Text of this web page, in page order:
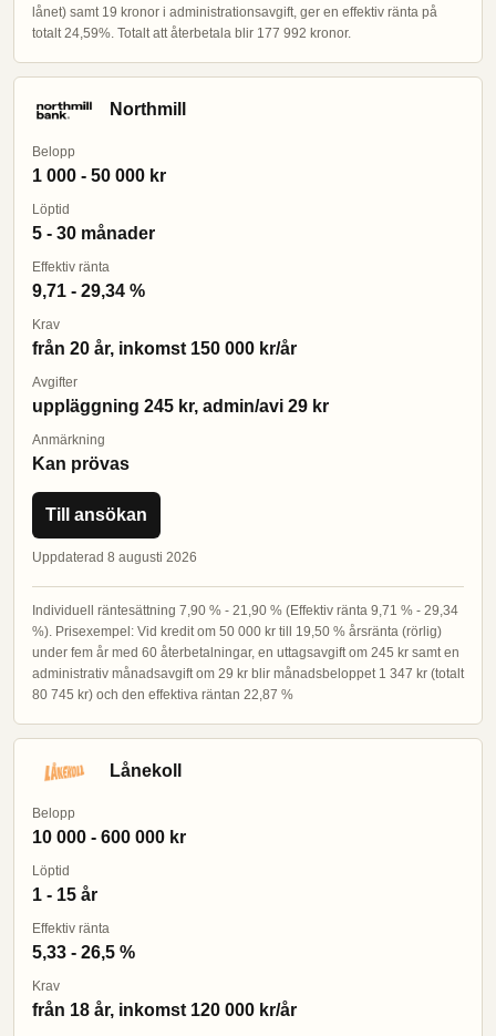
lånet) samt 19 kronor i administrationsavgift, ger en effektiv ränta på
totalt 24,59%. Totalt att återbetala blir 177 992 kronor.
Northmill
Belopp
1 000 - 50 000 kr
Löptid
5 - 30 månader
Effektiv ränta
9,71 - 29,34 %
Krav
från 20 år, inkomst 150 000 kr/år
Avgifter
uppläggning 245 kr, admin/avi 29 kr
Anmärkning
Kan prövas
Till ansökan
Uppdaterad 8 augusti 2026
Individuell räntesättning 7,90 % - 21,90 % (Effektiv ränta 9,71 % - 29,34
%). Prisexempel: Vid kredit om 50 000 kr till 19,50 % årsränta (rörlig)
under fem år med 60 återbetalningar, en uttagsavgift om 245 kr samt en
administrativ månadsavgift om 29 kr blir månadsbeloppet 1 347 kr (totalt
80 745 kr) och den effektiva räntan 22,87 %
Lånekoll
Belopp
10 000 - 600 000 kr
Löptid
1 - 15 år
Effektiv ränta
5,33 - 26,5 %
Krav
från 18 år, inkomst 120 000 kr/år